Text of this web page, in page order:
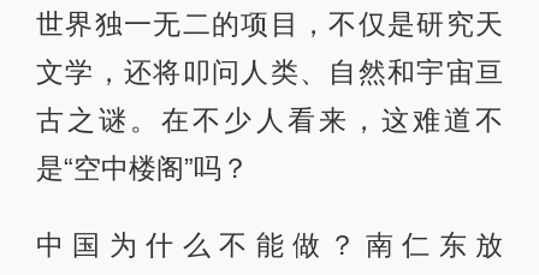
世界独一无二的项目，不仅是研究天
文学，还将叩问人类、自然和宇宙亘
古之谜。在不少人看来，这难道不
是“空中楼阁”吗？
中国为什么不能做？南仁东放